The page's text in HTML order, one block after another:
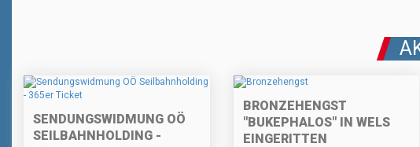
SENDUNGSWIDMUNG OÖ
SEILBAHNHOLDING -
BRONZEHENGST
"BUKEPHALOS" IN WELS
EINGERITTEN